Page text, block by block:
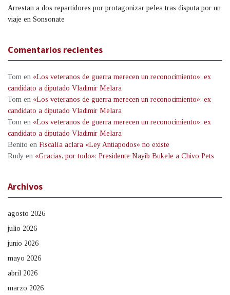
Arrestan a dos repartidores por protagonizar pelea tras disputa por un
viaje en Sonsonate
Comentarios recientes
Tom en «Los veteranos de guerra merecen un reconocimiento»: ex
candidato a diputado Vladimir Melara
Tom en «Los veteranos de guerra merecen un reconocimiento»: ex
candidato a diputado Vladimir Melara
Tom en «Los veteranos de guerra merecen un reconocimiento»: ex
candidato a diputado Vladimir Melara
Benito en Fiscalía aclara «Ley Antiapodos» no existe
Rudy en «Gracias, por todo»: Presidente Nayib Bukele a Chivo Pets
Archivos
agosto 2026
julio 2026
junio 2026
mayo 2026
abril 2026
marzo 2026